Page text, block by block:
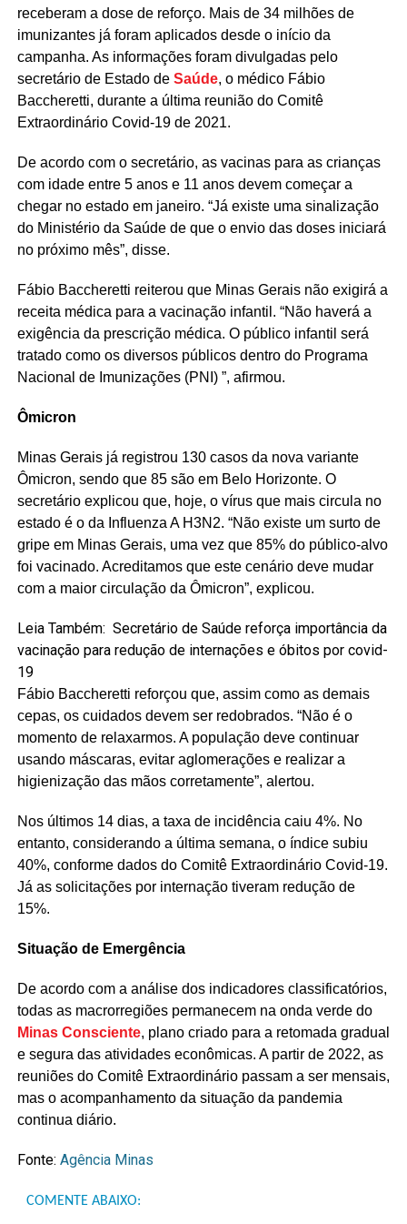
receberam a dose de reforço. Mais de 34 milhões de
imunizantes já foram aplicados desde o início da
campanha. As informações foram divulgadas pelo
secretário de Estado de Saúde, o médico Fábio
Baccheretti, durante a última reunião do Comitê
Extraordinário Covid-19 de 2021.
De acordo com o secretário, as vacinas para as crianças
com idade entre 5 anos e 11 anos devem começar a
chegar no estado em janeiro. “Já existe uma sinalização
do Ministério da Saúde de que o envio das doses iniciará
no próximo mês”, disse.
Fábio Baccheretti reiterou que Minas Gerais não exigirá a
receita médica para a vacinação infantil. “Não haverá a
exigência da prescrição médica. O público infantil será
tratado como os diversos públicos dentro do Programa
Nacional de Imunizações (PNI) ”, afirmou.
Ômicron
Minas Gerais já registrou 130 casos da nova variante
Ômicron, sendo que 85 são em Belo Horizonte. O
secretário explicou que, hoje, o vírus que mais circula no
estado é o da Influenza A H3N2. “Não existe um surto de
gripe em Minas Gerais, uma vez que 85% do público-alvo
foi vacinado. Acreditamos que este cenário deve mudar
com a maior circulação da Ômicron”, explicou.
Leia Também: Secretário de Saúde reforça importância da
vacinação para redução de internações e óbitos por covid-
19
Fábio Baccheretti reforçou que, assim como as demais
cepas, os cuidados devem ser redobrados. “Não é o
momento de relaxarmos. A população deve continuar
usando máscaras, evitar aglomerações e realizar a
higienização das mãos corretamente”, alertou.
Nos últimos 14 dias, a taxa de incidência caiu 4%. No
entanto, considerando a última semana, o índice subiu
40%, conforme dados do Comitê Extraordinário Covid-19.
Já as solicitações por internação tiveram redução de
15%.
Situação de Emergência
De acordo com a análise dos indicadores classificatórios,
todas as macrorregiões permanecem na onda verde do
Minas Consciente, plano criado para a retomada gradual
e segura das atividades econômicas. A partir de 2022, as
reuniões do Comitê Extraordinário passam a ser mensais,
mas o acompanhamento da situação da pandemia
continua diário.
Fonte: Agência Minas
COMENTE ABAIXO: